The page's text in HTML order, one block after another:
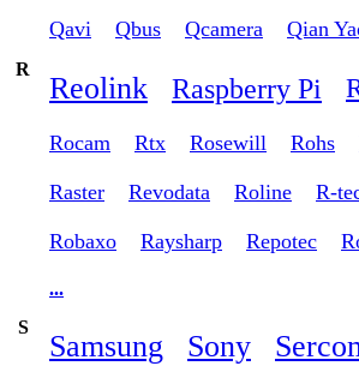
Qavi Qbus Qcamera Qian
R
Reolink Raspberry Pi
Rocam Rtx Rosewill Rohs
Raster Revodata Roline R-
Robaxo Raysharp Repotec
...
S
Samsung Sony